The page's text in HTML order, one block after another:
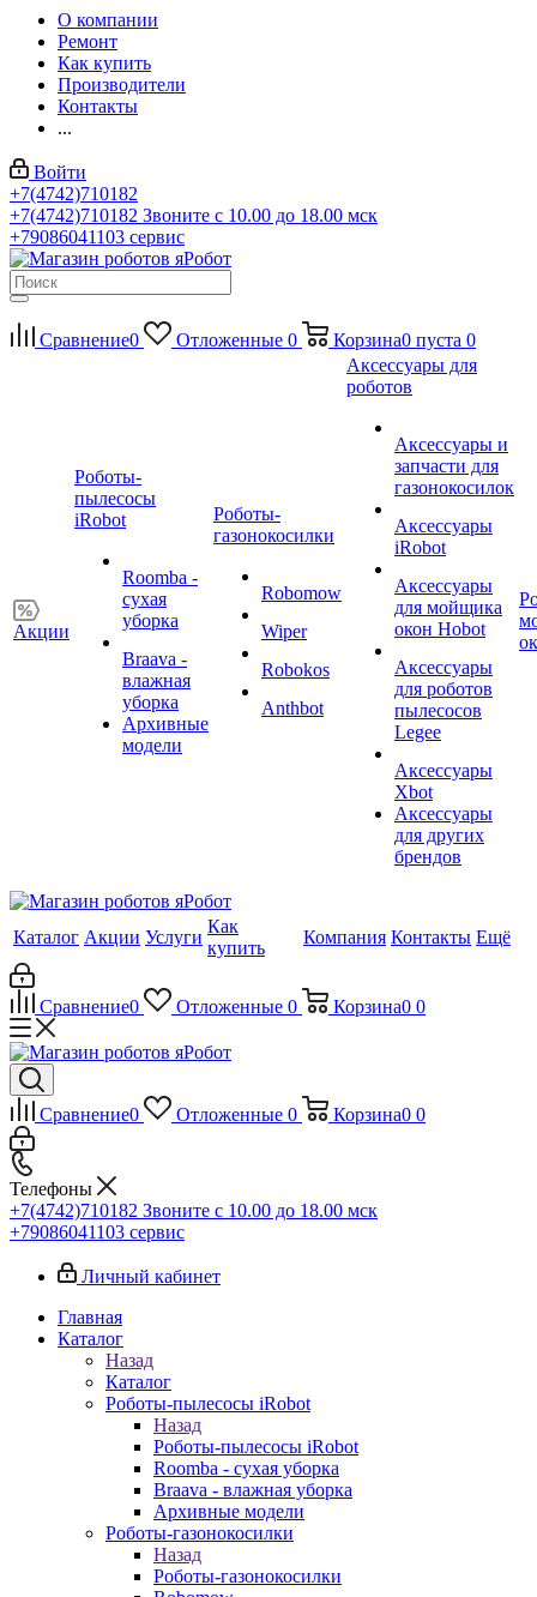
О компании
Ремонт
Как купить
Производители
Контакты
...
Войти
+7(4742)710182
+7(4742)710182 Звоните с 10.00 до 18.00 мск
+79086041103 сервис
Сравнение0 Отложенные 0 Корзина0 пуста 0
Акции
Роботы-
пылесосы
iRobot
Roomba -
сухая
уборка
Braava -
влажная
уборка
Архивные
модели
Роботы-
газонокосилки
Robomow
Wiper
Robokos
Anthbot
Аксессуары для
роботов
Аксессуары и
запчасти для
газонокосилок
Аксессуары
iRobot
Аксессуары
для мойщика
окон Hobot
Аксессуары
для роботов
пылесосов
Legee
Аксессуары
Xbot
Аксессуары
для других
брендов
Каталог Акции Услуги
Как
купить
Компания Контакты Ещё
Сравнение0 Отложенные 0 Корзина0 0
Сравнение0 Отложенные 0 Корзина0 0
Телефоны
+7(4742)710182 Звоните с 10.00 до 18.00 мск
+79086041103 сервис
Личный кабинет
Главная
Каталог
Назад
Каталог
Роботы-пылесосы iRobot
Назад
Роботы-пылесосы iRobot
Roomba - сухая уборка
Braava - влажная уборка
Архивные модели
Роботы-газонокосилки
Назад
Роботы-газонокосилки